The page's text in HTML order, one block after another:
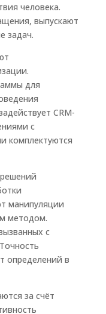
человека.
выпускают
задач.
для
CRM-
с
комплектуются
манипуляции
методом.
с
определений в
за счёт